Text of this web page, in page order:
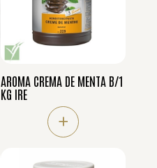
AROMA CREMA DE MENTA B/1
KG IRE
+